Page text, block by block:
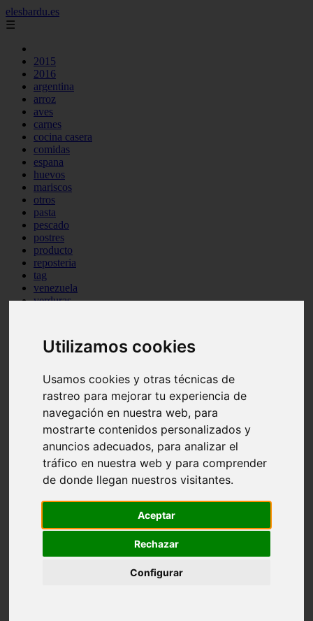
Utilizamos cookies
Usamos cookies y otras técnicas de
rastreo para mejorar tu experiencia de
navegación en nuestra web, para
mostrarte contenidos personalizados y
anuncios adecuados, para analizar el
tráfico en nuestra web y para comprender
de donde llegan nuestros visitantes.
Aceptar
Rechazar
Configurar
elesbardu.es
☰
2015
2016
argentina
arroz
aves
carnes
cocina casera
comidas
espana
huevos
mariscos
otros
pasta
pescado
postres
producto
reposteria
tag
venezuela
verduras
Teruel - sarrión
Cádiz - algodonales
Madrid - madrid
Asturias - oviedo
Cádiz - el-puerto-de-santa-maría
Asturias - aller
álava - vitoria-gasteiz
Málaga - marbella
Zaragoza - zaragoza
Barcelona - barcelona
Valencia - valencia
Toledo - seseña
Cantabria - val-de-san-vicente